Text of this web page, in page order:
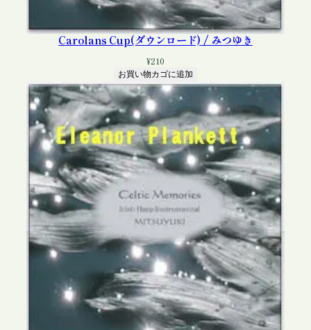
Carolans Cup(ダウンロード) / みつゆき
¥210
お買い物カゴに追加